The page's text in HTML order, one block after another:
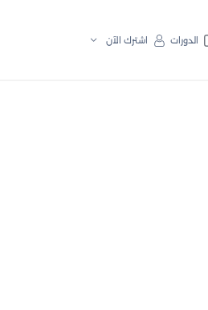
الدورات اشترك الآن